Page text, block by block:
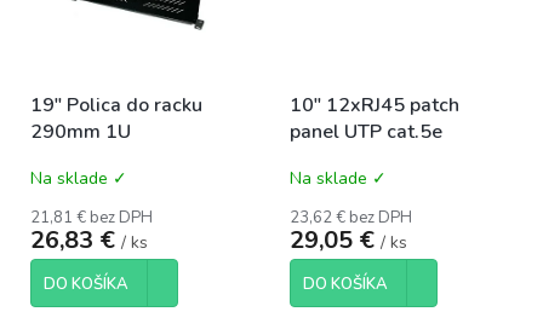
19" Polica do racku
290mm 1U
Na sklade ✓
21,81 € bez DPH
26,83 € / ks
DO KOŠÍKA
10" 12xRJ45 patch
panel UTP cat.5e
Na sklade ✓
23,62 € bez DPH
29,05 € / ks
DO KOŠÍKA